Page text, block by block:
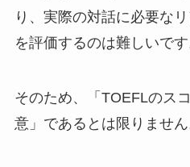
り、実際の対話に必要な
を評価するのは難しいです
そのため、「TOEFLのス
意」であるとは限りません